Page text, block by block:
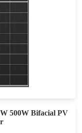
500W Bifacial PV